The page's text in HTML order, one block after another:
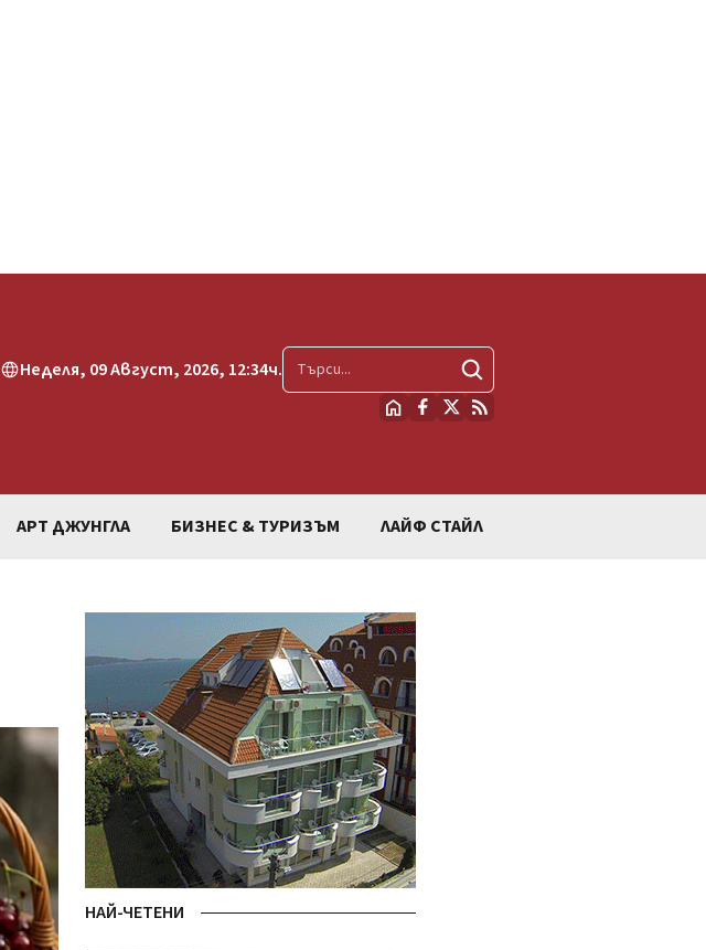
Неделя, 09 Август, 2026, 12:34ч. Търсене
АРТ ДЖУНГЛА БИЗНЕС & ТУРИЗЪМ ЛАЙФ СТАЙЛ
НАЙ-ЧЕТЕНИ